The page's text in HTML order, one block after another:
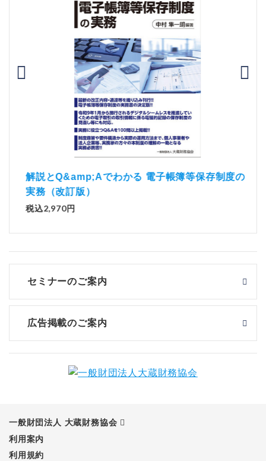
解説とQ&amp;Aでわかる 電子帳簿等保存制度の
実務（改訂版）
税込2,970円
セミナーのご案内
広告掲載のご案内
一般財団法人 大蔵財務協会
利用案内
利用規約